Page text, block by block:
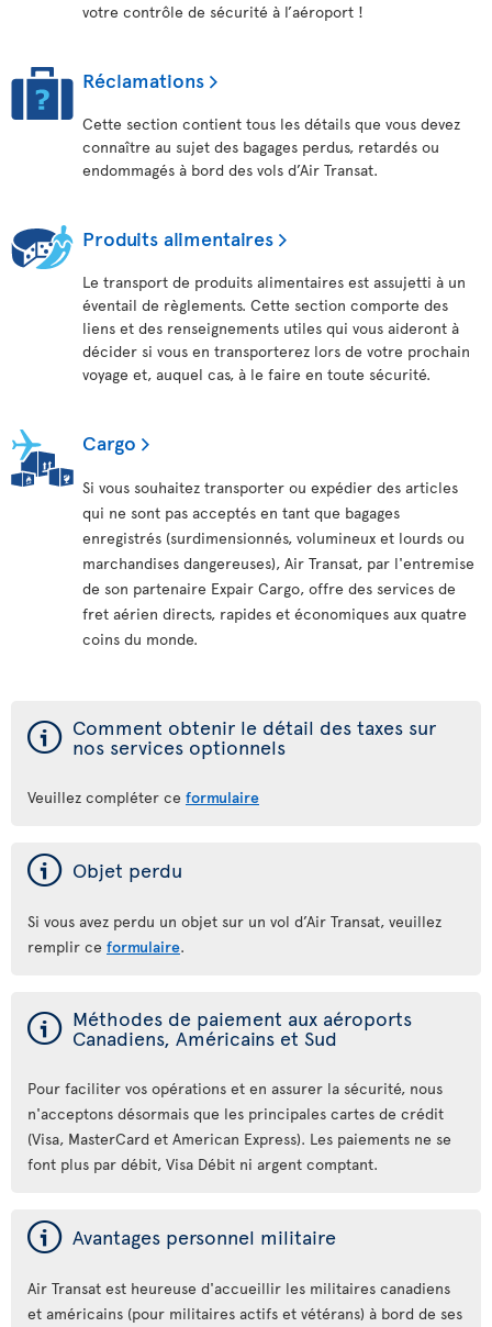
votre contrôle de sécurité à l’aéroport !
Réclamations
Cette section contient tous les détails que vous devez
connaître au sujet des bagages perdus, retardés ou
endommagés à bord des vols d’Air Transat.
Produits alimentaires
Le transport de produits alimentaires est assujetti à un
éventail de règlements. Cette section comporte des
liens et des renseignements utiles qui vous aideront à
décider si vous en transporterez lors de votre prochain
voyage et, auquel cas, à le faire en toute sécurité.
Cargo
Si vous souhaitez transporter ou expédier des articles
qui ne sont pas acceptés en tant que bagages
enregistrés (surdimensionnés, volumineux et lourds ou
marchandises dangereuses), Air Transat, par l'entremise
de son partenaire Expair Cargo, offre des services de
fret aérien directs, rapides et économiques aux quatre
coins du monde.
ý Comment obtenir le détail des taxes sur
nos services optionnels
Veuillez compléter ce formulaire
ý Objet perdu
Si vous avez perdu un objet sur un vol d’Air Transat, veuillez
remplir ce formulaire.
ý Méthodes de paiement aux aéroports
Canadiens, Américains et Sud
Pour faciliter vos opérations et en assurer la sécurité, nous
n'acceptons désormais que les principales cartes de crédit
(Visa, MasterCard et American Express). Les paiements ne se
font plus par débit, Visa Débit ni argent comptant.
ý Avantages personnel militaire
Air Transat est heureuse d'accueillir les militaires canadiens
et américains (pour militaires actifs et vétérans) à bord de ses